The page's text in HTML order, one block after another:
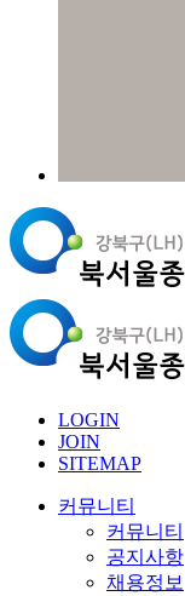
LOGIN
JOIN
SITEMAP
커뮤니티
커뮤니티
공지사항
채용정보